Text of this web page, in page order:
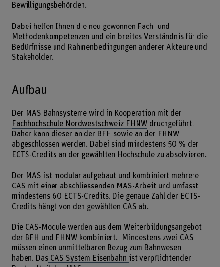
Bewilligungsbehörden.
Dabei helfen Ihnen die neu gewonnen Fach- und
Methodenkompetenzen und ein breites Verständnis für die
Bedürfnisse und Rahmenbedingungen anderer Akteure und
Stakeholder.
Aufbau
Der MAS Bahnsysteme wird in Kooperation mit der
Fachhochschule Nordwestschweiz FHNWdruchgeführt.
Daher kann dieser an der BFH sowie an der FHNW
abgeschlossen werden. Dabei sind mindestens 50 % der
ECTS-Credits an der gewählten Hochschule zu absolvieren.
Der MAS ist modular aufgebaut und kombiniert mehrere
CAS mit einer abschliessenden MAS-Arbeit und umfasst
mindestens 60 ECTS-Credits. Die genaue Zahl der ECTS-
Credits hängt von den gewählten CAS ab.
Die CAS-Module werden aus dem Weiterbildungsangebot
der BFH und FHNW kombiniert. Mindestens zwei CAS
müssen einen unmittelbaren Bezug zum Bahnwesen
haben. DasCAS System Eisenbahn ist verpflichtender